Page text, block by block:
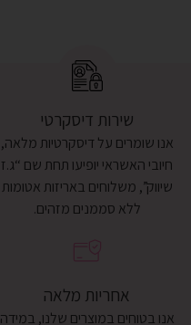
שירות דיסקרטי
אנו שומרים על דיסקרטיות מלאה,
חיובי האשראי יופיעו תחת שם “ג.ז
שיווק”, משלוחים באריזות אטומות
ללא סממנים מזהים.
אחריות מלאה
אנו בטוחים במוצרים שלנו, במידה